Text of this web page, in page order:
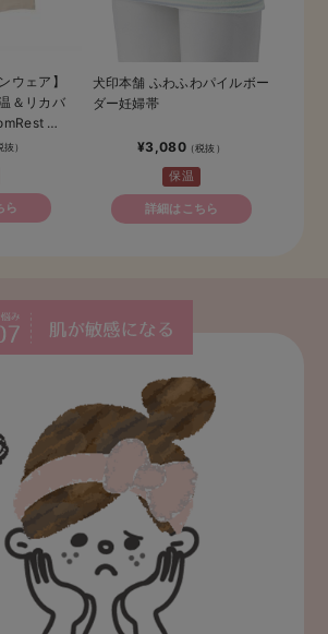
ウェア】
＆リカバ
ラボ 光
ら
犬印本舗 ふわふわパイルボー
ダー妊婦帯
¥3,080
保温
詳細はこちら